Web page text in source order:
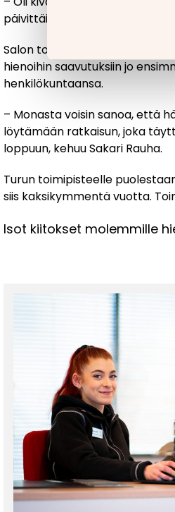
päivittäinen tekeminen jatkuu.
Salon toimipiste on Rinta-
hienoihin saavutuksiin jo
henkilökuntaansa.
– Monasta voisin sanoa, että
löytämään ratkaisun, joka
loppuun, kehuu Sakari Rauha.
Turun toimipisteelle
siis kaksikymmentä vuotta.
Isot kiitokset molemmille